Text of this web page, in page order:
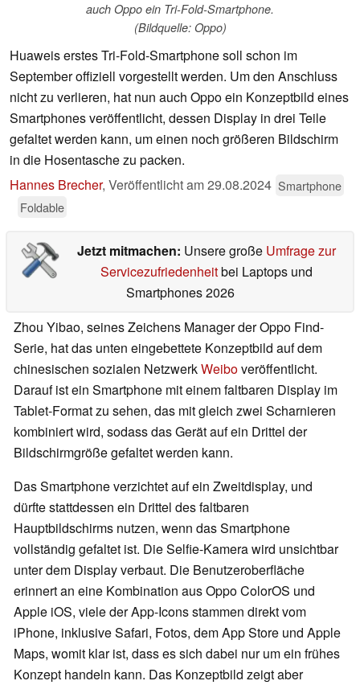
auch Oppo ein Tri-Fold-Smartphone.
(Bildquelle: Oppo)
Huaweis erstes Tri-Fold-Smartphone soll schon im
September offiziell vorgestellt werden. Um den Anschluss
nicht zu verlieren, hat nun auch Oppo ein Konzeptbild eines
Smartphones veröffentlicht, dessen Display in drei Teile
gefaltet werden kann, um einen noch größeren Bildschirm
in die Hosentasche zu packen.
Hannes Brecher, Veröffentlicht am29.08.2024 Smartphone
Foldable
Jetzt mitmachen: Unsere große Umfrage zur
Servicezufriedenheitbei Laptops und
Smartphones 2026
Zhou Yibao, seines Zeichens Manager der Oppo Find-
Serie, hat das unten eingebettete Konzeptbild auf dem
chinesischen sozialen NetzwerkWeiboveröffentlicht.
Darauf ist ein Smartphone mit einem faltbaren Display im
Tablet-Format zu sehen, das mit gleich zwei Scharnieren
kombiniert wird, sodass das Gerät auf ein Drittel der
Bildschirmgröße gefaltet werden kann.
Das Smartphone verzichtet auf ein Zweitdisplay, und
dürfte stattdessen ein Drittel des faltbaren
Hauptbildschirms nutzen, wenn das Smartphone
vollständig gefaltet ist. Die Selfie-Kamera wird unsichtbar
unter dem Display verbaut. Die Benutzeroberfläche
erinnert an eine Kombination aus Oppo ColorOS und
Apple iOS, viele der App-Icons stammen direkt vom
iPhone, inklusive Safari, Fotos, dem App Store und Apple
Maps, womit klar ist, dass es sich dabei nur um ein frühes
Konzept handeln kann. Das Konzeptbild zeigt aber